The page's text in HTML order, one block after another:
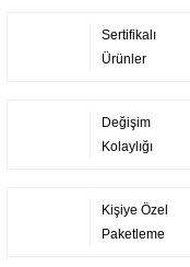
Sertifikalı
Ürünler
Değişim
Kolaylığı
Kişiye Özel
Paketleme